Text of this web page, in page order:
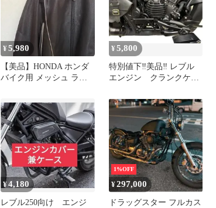
¥5,980
【美品】HONDA ホンダ
バイク用 メッシュ ライ
¥5,800
特別値下‼️美品‼️ レブル
エンジン クランクケー
ッカー
¥4,180
レブル250向け エンジ
1%OFF
¥297,000
ドラッグスター フルカス